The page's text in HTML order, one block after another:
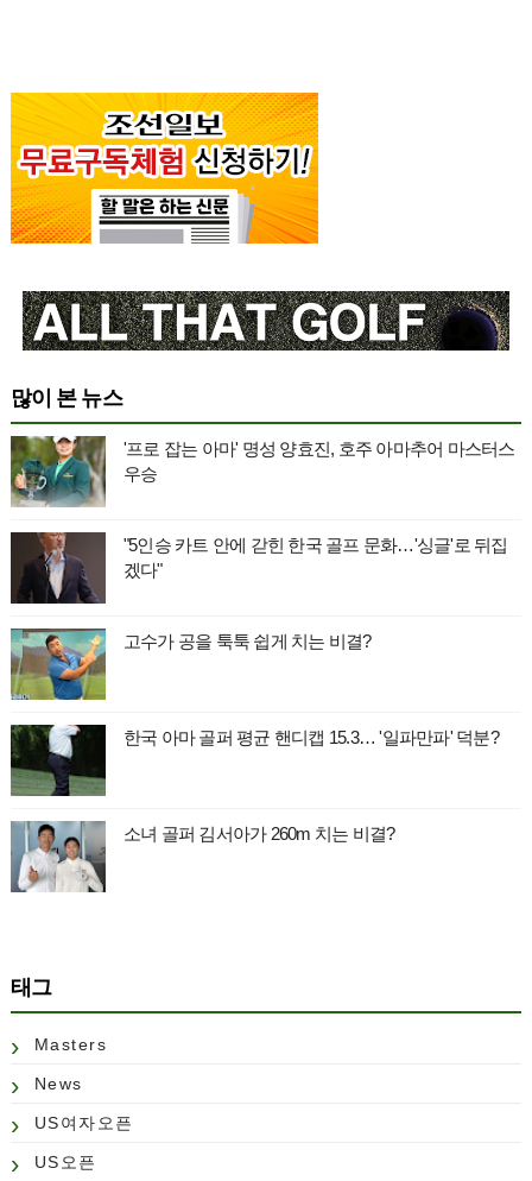
많이 본 뉴스
'프로 잡는 아마' 명성 양효진, 호주 아마추어 마스터스
우승
"5인승 카트 안에 갇힌 한국 골프 문화…'싱글'로 뒤집
겠다"
고수가 공을 툭툭 쉽게 치는 비결?
한국 아마 골퍼 평균 핸디캡 15.3… '일파만파' 덕분?
소녀 골퍼 김서아가 260m 치는 비결?
태그
Masters
News
US여자오픈
US오픈